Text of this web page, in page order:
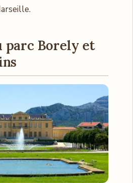
parc Borely et